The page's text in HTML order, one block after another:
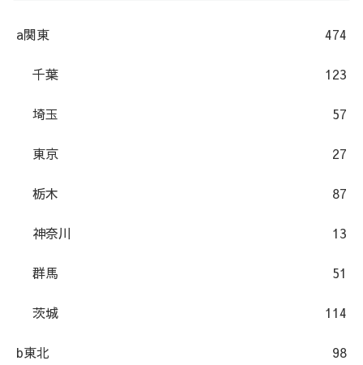
a関東 474
千葉 123
埼玉 57
東京 27
栃木 87
神奈川 13
群馬 51
茨城 114
b東北 98